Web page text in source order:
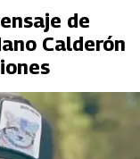
de
Calderón